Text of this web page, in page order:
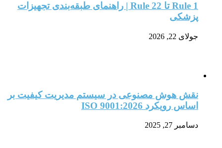
Rule 1 تا Rule 22 | راهنمای طبقه‌بندی تجهیزات
پزشکی
جولای 22, 2026
نقش هوش مصنوعی در سیستم مدیریت کیفیت بر
اساس رویکرد ISO 9001:2026
دسامبر 27, 2025